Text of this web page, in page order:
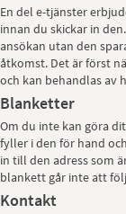
En del e-tjänster
innan du skickar in
ansökan utan den
åtkomst. Det är först
och kan behandlas av
Blanketter
Om du inte kan göra
fyller i den för hand
in till den adress som
blankett går inte att
Kontakt